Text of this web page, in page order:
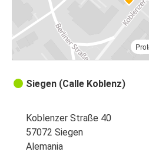
Siegen (Calle Koblenz)
Koblenzer Straße 40
57072 Siegen
Alemania